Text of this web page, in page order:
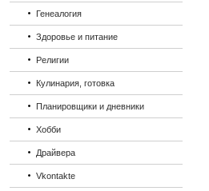
Генеалогия
Здоровье и питание
Религии
Кулинария, готовка
Планировщики и дневники
Хобби
Драйвера
Vkontakte